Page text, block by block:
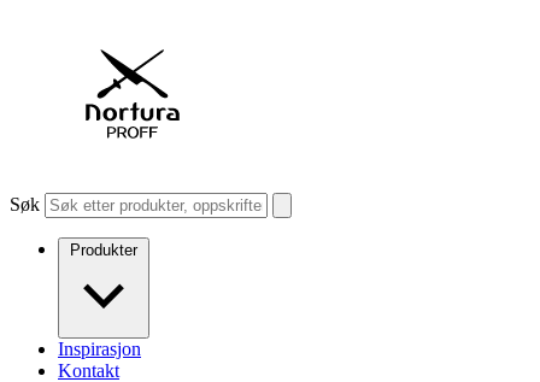
Søk
Produkter
Inspirasjon
Kontakt